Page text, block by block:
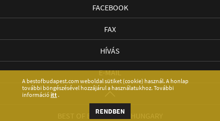
A bestofbudapest.com weboldal sütiket (cookie) használ. A honlap
további böngészésével hozzájárul a használatukhoz. További
információ itt.
RENDBEN
FACEBOOK
FAX
HÍVÁS
E-MAIL
BEST OF BUDAPEST & HUNGARY